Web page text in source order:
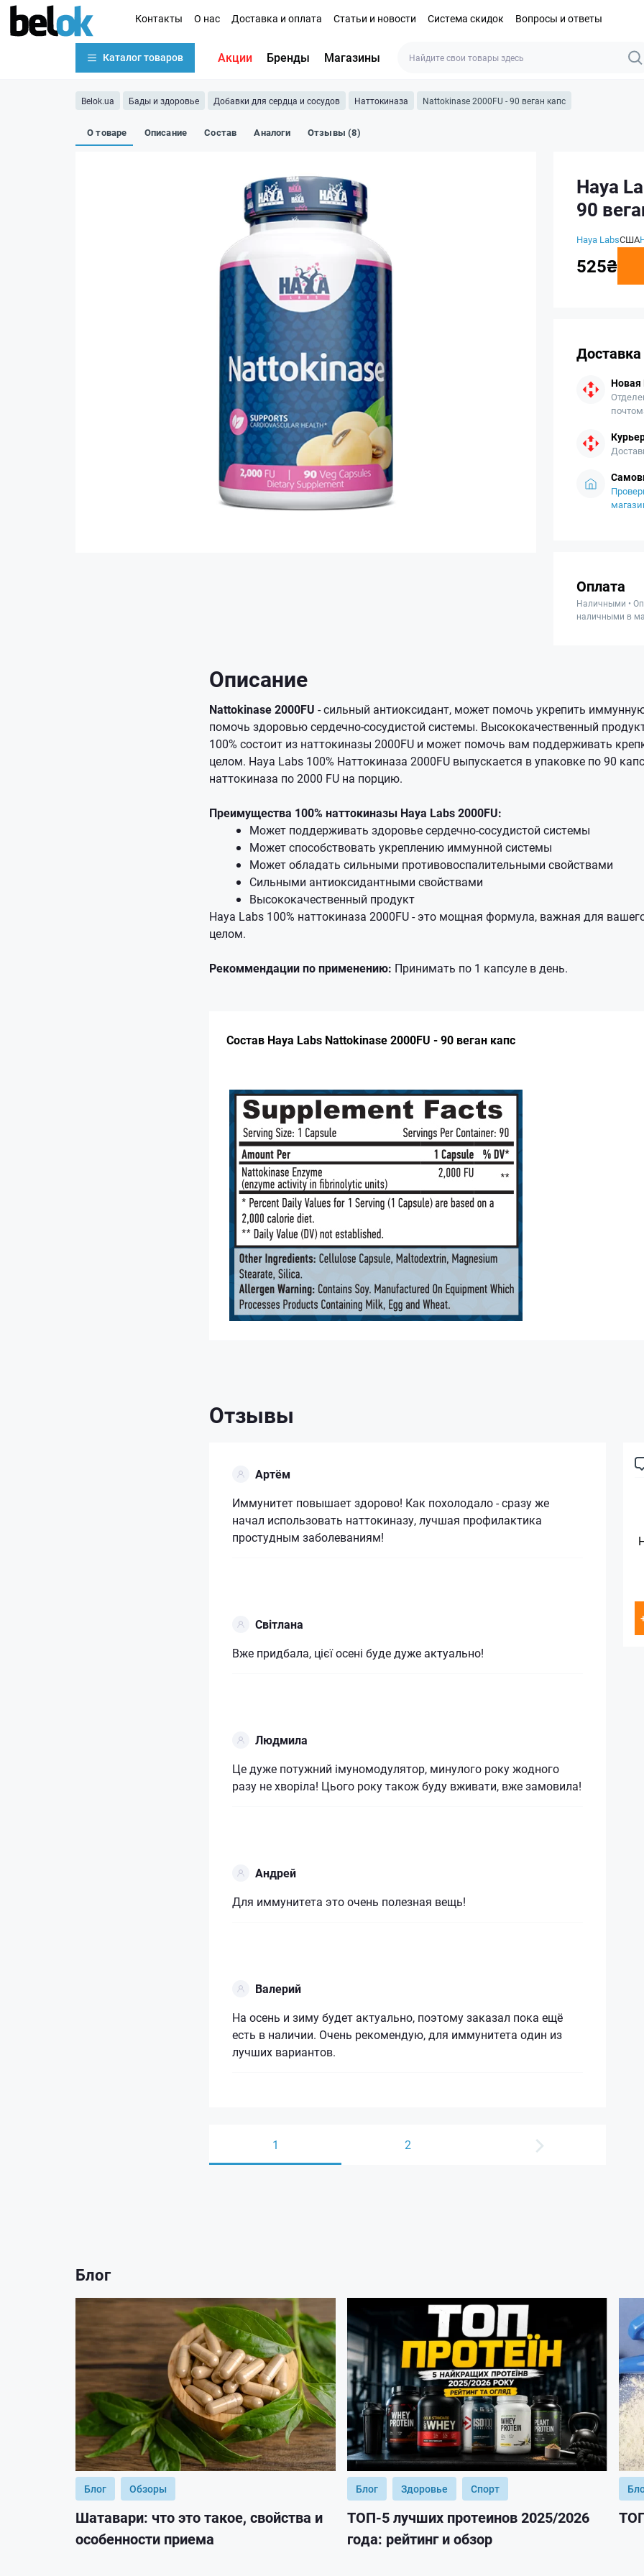
Контакты О нас Доставка и оплата Статьи и новости Система скидок Вопросы и ответы
Каталог товаров Акции Бренды Магазины
Belok.ua Бады и здоровье Добавки для сердца и сосудов Наттокиназа Nattokinase 2000FU - 90 веган капс
О товаре Описание Состав Аналоги Отзывы (8)
Haya
90
Haya LabsСША
525₴
Доставка
Новая
Оплата
Наличными •
наличными в
Описание
Nattokinase 2000FU - сильный антиоксидант, может помочь укрепить
помочь здоровью сердечно-сосудистой системы. Высококачественный
100% состоит из наттокиназы 2000FU и может помочь вам поддерживать
целом. Haya Labs 100% Наттокиназа 2000FU выпускается в упаковке по 90
наттокиназа по 2000 FU на порцию.
Преимущества 100% наттокиназы Haya Labs 2000FU:
Может поддерживать здоровье сердечно-сосудистой системы
Может способствовать укреплению иммунной системы
Может обладать сильными противовоспалительными свойствами
Сильными антиоксидантными свойствами
Высококачественный продукт
Haya Labs 100% наттокиназа 2000FU - это мощная формула, важная для
целом.
Рекоммендации по применению: Принимать по 1 капсуле в день.
Состав Haya Labs Nattokinase 2000FU - 90 веган капс
Отзывы
Артём
Иммунитет повышает здорово! Как похолодало - сразу же
начал использовать наттокиназу, лучшая профилактика
простудным заболеваниям!
Світлана
Вже придбала, цієї осені буде дуже актуально!
Людмила
Це дуже потужний імуномодулятор, минулого року жодного
разу не хворіла! Цього року також буду вживати, вже замовила!
Андрей
Для иммунитета это очень полезная вещь!
Валерий
На осень и зиму будет актуально, поэтому заказал пока ещё
есть в наличии. Очень рекомендую, для иммунитета один из
лучших вариантов.
1 2
Блог
Блог Обзоры
Шатавари: что это такое, свойства и
особенности приема
Блог Здоровье Спорт
ТОП-5 лучших протеинов 2025/2026
года: рейтинг и обзор